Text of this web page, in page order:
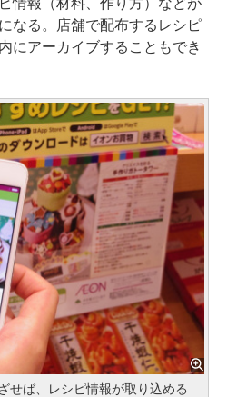
情報（材料、作り方）などが
なる。店舗で配布するレシピ
にアーカイブすることもでき
せば、レシピ情報が取り込める